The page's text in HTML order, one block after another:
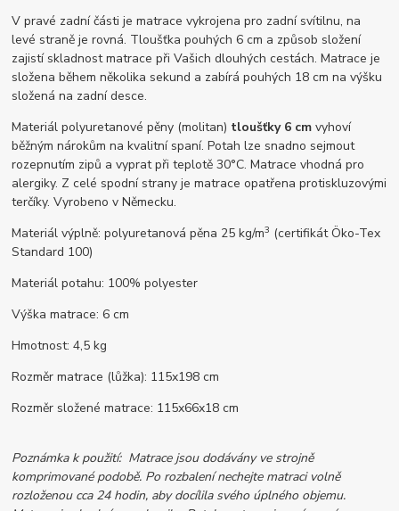
V pravé zadní části je matrace vykrojena pro zadní svítilnu, na
levé straně je rovná. Tloušťka pouhých 6 cm a způsob složení
zajistí skladnost matrace při Vašich dlouhých cestách. Matrace je
složena během několika sekund a zabírá pouhých 18 cm na výšku
složená na zadní desce.
Materiál polyuretanové pěny (molitan) tloušťky 6 cm vyhoví
běžným nárokům na kvalitní spaní. Potah lze snadno sejmout
rozepnutím zipů a vyprat při teplotě 30°C. Matrace vhodná pro
alergiky. Z celé spodní strany je matrace opatřena protiskluzovými
terčíky. Vyrobeno v Německu.
Materiál výplně: polyuretanová pěna 25 kg/m3 (certifikát Öko-Tex
Standard 100)
Materiál potahu: 100% polyester
Výška matrace: 6 cm
Hmotnost: 4,5 kg
Rozměr matrace (lůžka): 115x198 cm
Rozměr složené matrace: 115x66x18 cm
Poznámka k použití: Matrace jsou dodávány ve strojně
komprimované podobě. Po rozbalení nechejte matraci volně
rozloženou cca 24 hodin, aby docílila svého úplného objemu.